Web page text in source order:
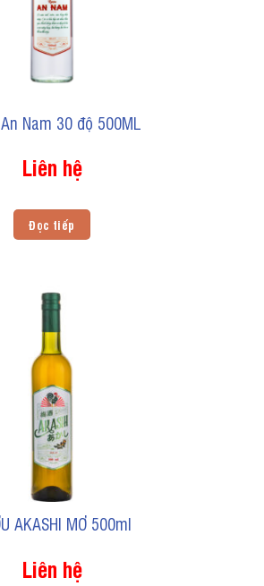
Nam 30 độ 500ML
Liên hệ
Đọc tiếp
AKASHI MƠ 500ml
Liên hệ